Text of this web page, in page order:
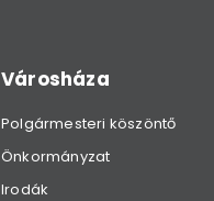
Városháza
Polgármesteri köszöntő
Önkormányzat
Irodák